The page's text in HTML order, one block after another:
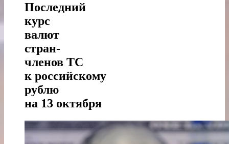
Последний
курс
валют
стран-
членов ТС
к российскому
рублю
на 13 октября